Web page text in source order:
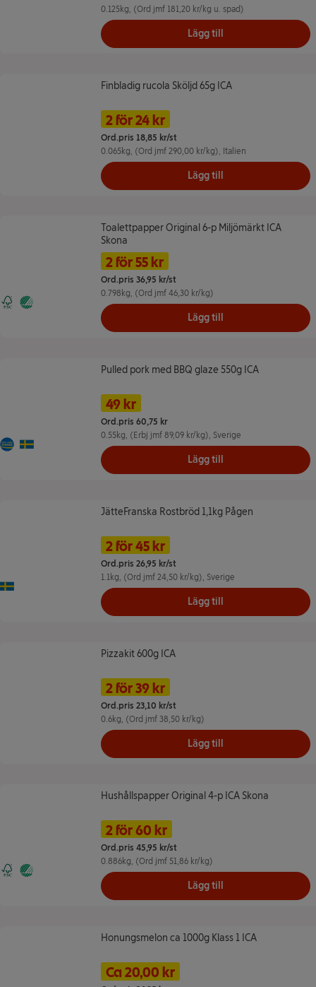
0.125kg, (Ord jmf 181,20 kr/kg u. spad)
Lägg till
Finbladig rucola Sköljd 65g ICAFinbladig rucola Sköljd 65g ICA
Pris
2 för 24 kr
Ord.pris 18,85 kr/st
0.065kg, (Ord jmf 290,00 kr/kg), Italien
Lägg till
Toalettpapper Original 6-p Miljömärkt ICA Skona
FSC, Forest Stewardship Council
Svanen
Toalettpapper Original 6-p Miljömärkt ICA
Skona
Pris
2 för 55 kr
Ord.pris 36,95 kr/st
0.798kg, (Ord jmf 46,30 kr/kg)
Lägg till
Pulled pork med BBQ glaze 550g ICA
Kött från Sverige
Ursprungsland Sverige
Pulled pork med BBQ glaze 550g ICA
Pris
Tidigare pris
49 kr
Ord.pris 60,75 kr
0.55kg, (Erbj jmf 89,09 kr/kg), Sverige
Lägg till
JätteFranska Rostbröd 1,1kg Pågen
Ursprungsland Sverige
JätteFranska Rostbröd 1,1kg Pågen
Pris
2 för 45 kr
Ord.pris 26,95 kr/st
1.1kg, (Ord jmf 24,50 kr/kg), Sverige
Lägg till
Pizzakit 600g ICA
Pris
2 för 39 kr
Ord.pris 23,10 kr/st
0.6kg, (Ord jmf 38,50 kr/kg)
Lägg till
Hushållspapper Original 4-p ICA Skona
FSC RECYCLED - Papper tillverkat av återvunnet material
Svanen
Hushållspapper Original 4-p ICA Skona
Pris
2 för 60 kr
Ord.pris 45,95 kr/st
0.886kg, (Ord jmf 51,86 kr/kg)
Lägg till
Honungsmelon ca 1000g Klass 1 ICAHonungsmelon ca 1000g Klass 1 ICA
Pris
Tidigare pris
Ca 20,00 kr